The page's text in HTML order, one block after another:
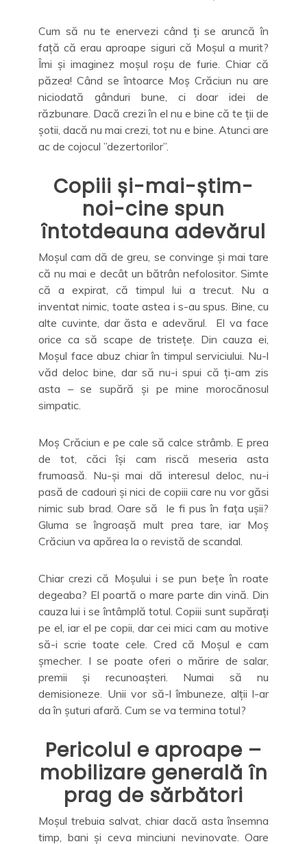
Cum să nu te enervezi când ți se aruncă în
față că erau aproape siguri că Moșul a murit?
Îmi și imaginez moșul roșu de furie. Chiar că
păzea! Când se întoarce Moș Crăciun nu are
niciodată gânduri bune, ci doar idei de
răzbunare. Dacă crezi în el nu e bine că te ții de
șotii, dacă nu mai crezi, tot nu e bine. Atunci are
ac de cojocul ”dezertorilor”.
Copiii și-mai-știm-
noi-cine spun
întotdeauna adevărul
Moșul cam dă de greu, se convinge și mai tare
că nu mai e decât un bătrân nefolositor. Simte
că a expirat, că timpul lui a trecut. Nu a
inventat nimic, toate astea i s-au spus. Bine, cu
alte cuvinte, dar ăsta e adevărul. El va face
orice ca să scape de tristețe. Din cauza ei,
Moșul face abuz chiar în timpul serviciului. Nu-l
văd deloc bine, dar să nu-i spui că ți-am zis
asta – se supără și pe mine morocănosul
simpatic.
Moș Crăciun e pe cale să calce strâmb. E prea
de tot, căci își cam riscă meseria asta
frumoasă. Nu-și mai dă interesul deloc, nu-i
pasă de cadouri și nici de copiii care nu vor găsi
nimic sub brad. Oare să le fi pus în fața ușii?
Gluma se îngroașă mult prea tare, iar Moș
Crăciun va apărea la o revistă de scandal.
Chiar crezi că Moșului i se pun bețe în roate
degeaba? El poartă o mare parte din vină. Din
cauza lui i se întâmplă totul. Copiii sunt supărați
pe el, iar el pe copii, dar cei mici cam au motive
să-i scrie toate cele. Cred că Moșul e cam
șmecher. I se poate oferi o mărire de salar,
premii și recunoașteri. Numai să nu
demisioneze. Unii vor să-l îmbuneze, alții l-ar
da în șuturi afară. Cum se va termina totul?
Pericolul e aproape –
mobilizare generală în
prag de sărbători
Moșul trebuia salvat, chiar dacă asta însemna
timp, bani și ceva minciuni nevinovate. Oare